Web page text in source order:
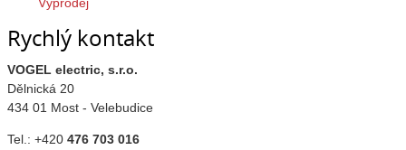
Rychlý kontakt
VOGEL electric, s.r.o.
Dělnická 20
434 01 Most - Velebudice
Tel.: +420 476 703 016